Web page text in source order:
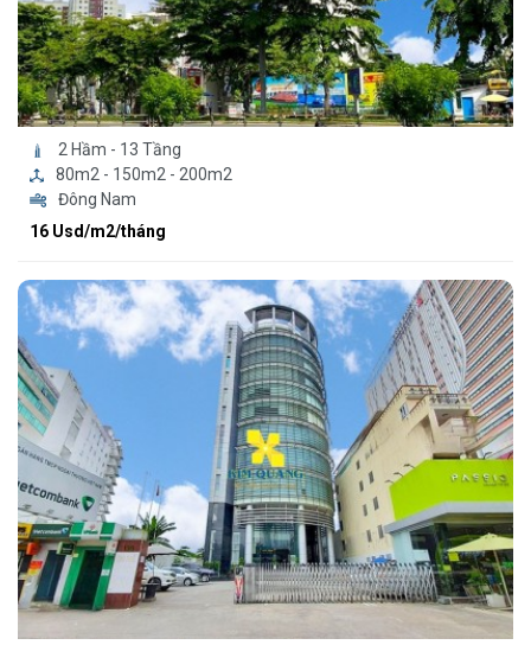
2 Hầm - 13 Tầng
80m2 - 150m2 - 200m2
Đông Nam
16 Usd/m2/tháng